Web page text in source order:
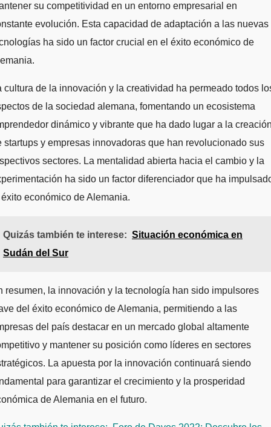
su competitividad en un entorno empresarial en
evolución. Esta capacidad de adaptación a las nuevas
ha sido un factor crucial en el éxito económico de
cultura de la innovación y la creatividad ha permeado todos
de la sociedad alemana, fomentando un ecosistema
dinámico y vibrante que ha dado lugar a la
startups y empresas innovadoras que han revolucionado sus
sectores. La mentalidad abierta hacia el cambio y la
ha sido un factor diferenciador que ha
económico de Alemania.
Quizás también te interese: Situación económica en
Sudán del Sur
resumen, la innovación y la tecnología han sido impulsores
del éxito económico de Alemania, permitiendo a las
del país destacar en un mercado global altamente
y mantener su posición como líderes en sectores
La apuesta por la innovación continuará siendo
para garantizar el crecimiento y la prosperidad
de Alemania en el futuro.